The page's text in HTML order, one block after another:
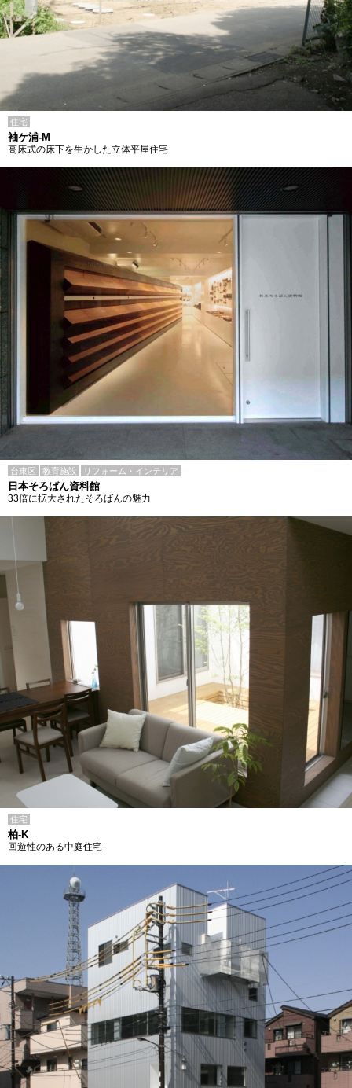
住宅
袖ケ浦-M
高床式の床下を生かした立体平屋住宅
台東区 教育施設 リフォーム・インテリア
日本そろばん資料館
33倍に拡大されたそろばんの魅力
住宅
柏-K
回遊性のある中庭住宅